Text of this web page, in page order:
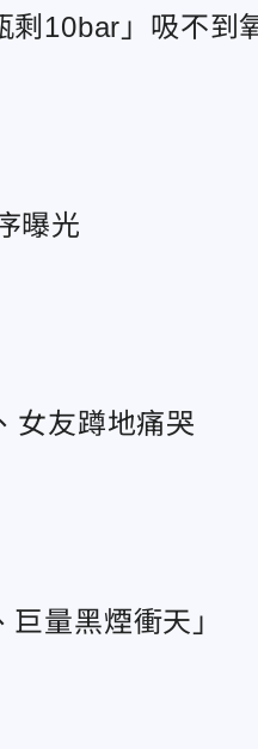
剩10bar」吸不到
曝光
女友蹲地痛哭
量黑煙衝天」